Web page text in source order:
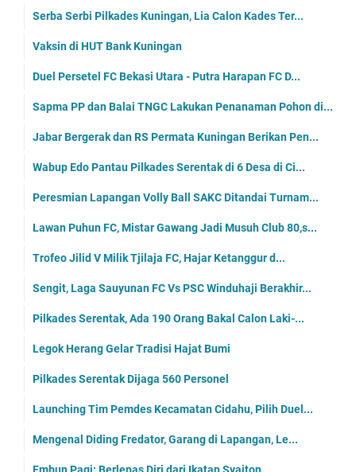
Serba Serbi Pilkades Kuningan, Lia Calon Kades Ter...
Vaksin di HUT Bank Kuningan
Duel Persetel FC Bekasi Utara - Putra Harapan FC D...
Sapma PP dan Balai TNGC Lakukan Penanaman Pohon di...
Jabar Bergerak dan RS Permata Kuningan Berikan Pen...
Wabup Edo Pantau Pilkades Serentak di 6 Desa di Ci...
Peresmian Lapangan Volly Ball SAKC Ditandai Turnam...
Lawan Puhun FC, Mistar Gawang Jadi Musuh Club 80,s...
Trofeo Jilid V Milik Tjilaja FC, Hajar Ketanggur d...
Sengit, Laga Sauyunan FC Vs PSC Winduhaji Berakhir...
Pilkades Serentak, Ada 190 Orang Bakal Calon Laki-...
Legok Herang Gelar Tradisi Hajat Bumi
Pilkades Serentak Dijaga 560 Personel
Launching Tim Pemdes Kecamatan Cidahu, Pilih Duel...
Mengenal Diding Fredator, Garang di Lapangan, Le...